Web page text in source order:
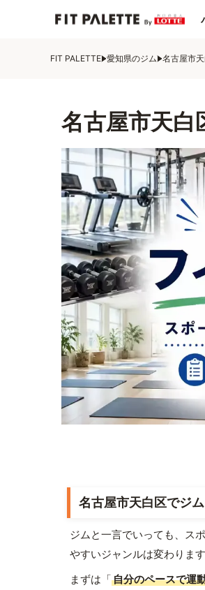
FIT PALETTE 愛知県のジム 名古屋市
名古屋市天白
名古屋市天白区でジ
ジムと一言でいっても、ス
やすいジャンルは変わります
まずは「自分のペースで運